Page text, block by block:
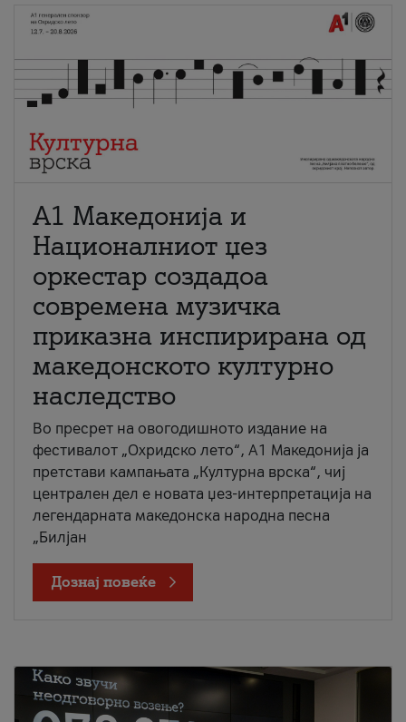
А1 Македонија и
Националниот џез
оркестар создадоа
современа музичка
приказна инспирирана од
македонското културно
наследство
Во пресрет на овогодишното издание на
фестивалот „Охридско лето“, А1 Македонија ја
претстави кампањата „Културна врска“, чиј
централен дел е новата џез-интерпретација на
легендарната македонска народна песна
„Билјан
Дознај повеќе